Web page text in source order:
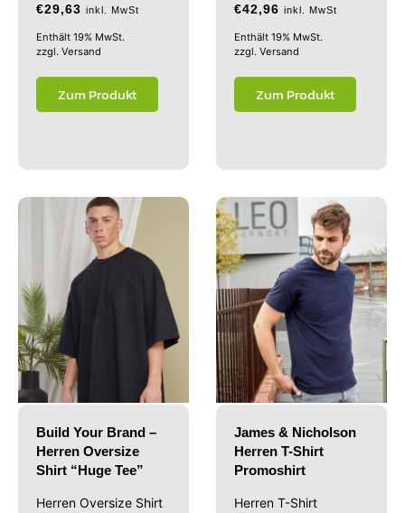
€29,63 inkl. MwSt
Enthält 19% MwSt.
zzgl. Versand
Zum Produkt
€42,96 inkl. MwSt
Enthält 19% MwSt.
zzgl. Versand
Zum Produkt
Build Your Brand –
Herren Oversize
Shirt “Huge Tee”
Herren Oversize Shirt
James & Nicholson
Herren T-Shirt
Promoshirt
Herren T-Shirt